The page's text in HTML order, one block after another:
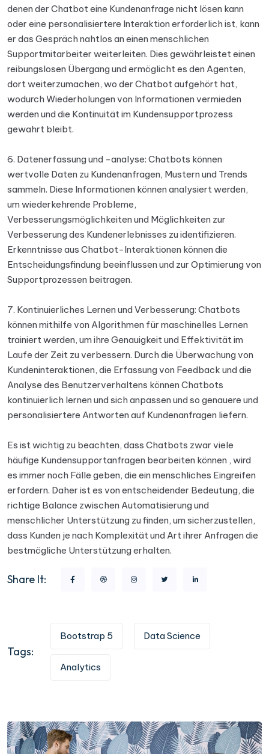
denen der Chatbot eine Kundenanfrage nicht lösen kann
oder eine personalisiertere Interaktion erforderlich ist, kann
er das Gespräch nahtlos an einen menschlichen
Supportmitarbeiter weiterleiten. Dies gewährleistet einen
reibungslosen Übergang und ermöglicht es den Agenten,
dort weiterzumachen, wo der Chatbot aufgehört hat,
wodurch Wiederholungen von Informationen vermieden
werden und die Kontinuität im Kundensupportprozess
gewahrt bleibt.
6. Datenerfassung und -analyse: Chatbots können
wertvolle Daten zu Kundenanfragen, Mustern und Trends
sammeln. Diese Informationen können analysiert werden,
um wiederkehrende Probleme,
Verbesserungsmöglichkeiten und Möglichkeiten zur
Verbesserung des Kundenerlebnisses zu identifizieren.
Erkenntnisse aus Chatbot-Interaktionen können die
Entscheidungsfindung beeinflussen und zur Optimierung von
Supportprozessen beitragen.
7. Kontinuierliches Lernen und Verbesserung: Chatbots
können mithilfe von Algorithmen für maschinelles Lernen
trainiert werden, um ihre Genauigkeit und Effektivität im
Laufe der Zeit zu verbessern. Durch die Überwachung von
Kundeninteraktionen, die Erfassung von Feedback und die
Analyse des Benutzerverhaltens können Chatbots
kontinuierlich lernen und sich anpassen und so genauere und
personalisiertere Antworten auf Kundenanfragen liefern.
Es ist wichtig zu beachten, dass Chatbots zwar viele
häufige Kundensupportanfragen bearbeiten können , wird
es immer noch Fälle geben, die ein menschliches Eingreifen
erfordern. Daher ist es von entscheidender Bedeutung, die
richtige Balance zwischen Automatisierung und
menschlicher Unterstützung zu finden, um sicherzustellen,
dass Kunden je nach Komplexität und Art ihrer Anfragen die
bestmögliche Unterstützung erhalten.
Share It:
Tags:
Bootstrap 5 Data Science
Analytics